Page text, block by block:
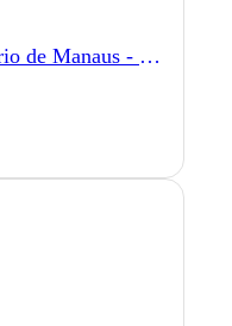
Terminal Rodoviário de Manaus - Manaus - AM